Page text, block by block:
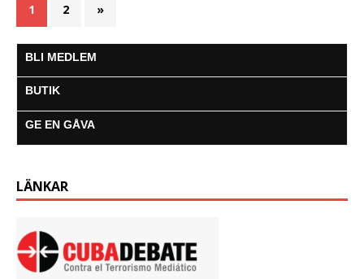
1 2 »
BLI MEDLEM
BUTIK
GE EN GÅVA
LÄNKAR